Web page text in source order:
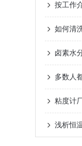
如何清
卤素水
多数人
浅析恒